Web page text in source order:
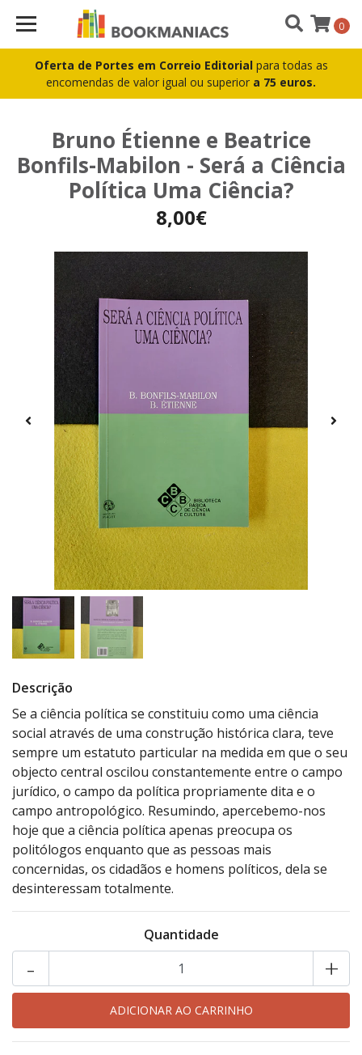
Oferta de Portes em Correio Editorial para todas as
encomendas de valor igual ou superior a 75 euros.
0
Bruno Étienne e Beatrice
Bonfils-Mabilon - Será a Ciência
Política Uma Ciência?
8,00€
Descrição
Se a ciência política se constituiu como uma ciência
social através de uma construção histórica clara, teve
sempre um estatuto particular na medida em que o seu
objecto central oscilou constantemente entre o campo
jurídico, o campo da política propriamente dita e o
campo antropológico. Resumindo, apercebemo-nos
hoje que a ciência política apenas preocupa os
politólogos enquanto que as pessoas mais
concernidas, os cidadãos e homens políticos, dela se
desinteressam totalmente.
Quantidade
+
-